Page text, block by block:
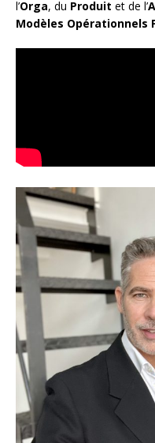
l’Orga, du Produit et de l’
Modèles Opérationnels